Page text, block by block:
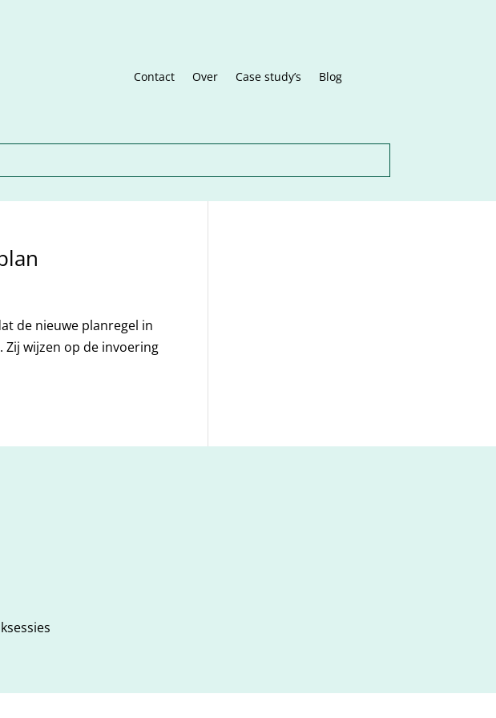
Contact Over Case study’s Blog
de nieuwe planregel in
wijzen op de invoering